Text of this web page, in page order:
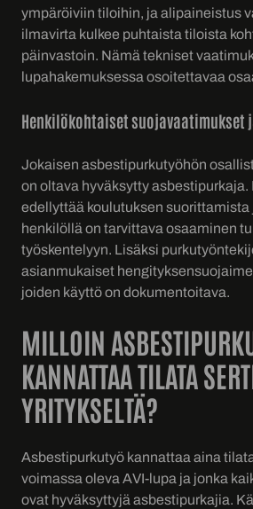
ympäröiviin tiloihin, ja alipaineistus
ilmavirta kulkee puhtaista tiloista
päinvastoin. Nämä tekniset
lupahakemuksessa osoitettavaa
Henkilökohtaiset suojavaatimukset
Jokaisen asbestipurkutyöhön
on oltava hyväksytty asbestipurkaja.
edellyttää koulutuksen suorittamista
henkilöllä on tarvittava osaaminen
työskentelyyn. Lisäksi
asianmukaiset
joiden käyttö on dokumentoitava.
MILLOIN
KANNATTAA TILATA
YRITYKSELTÄ?
Asbestipurkutyö kannattaa aina
voimassa oleva AVI-lupa ja jonka
ovat hyväksyttyjä asbestipurkajia.